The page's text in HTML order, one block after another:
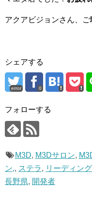
アクアビジョンさん、ご
シェアする
error 0
フォローする
M3D, M3Dサロン,
ン,, ステラ, リーディン
長野県, 開発者